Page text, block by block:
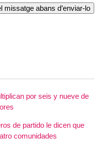
por seis y nueve de
de partido le dicen que
comunidades